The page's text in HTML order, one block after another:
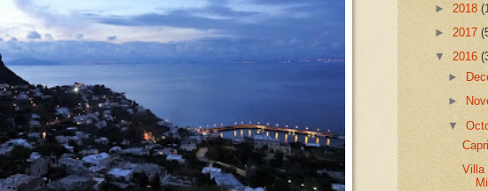
► 2018
► 2017
▼ 2016
►
►
▼
Villa